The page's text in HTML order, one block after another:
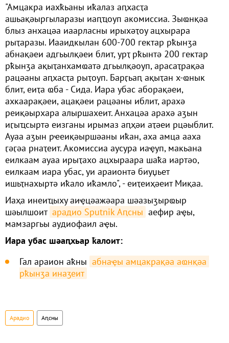
"Амцакра иахҟьаны иҟалаз аԥхасҭа
ашьақәыргыларазы иаԥҵоуп акомиссиа. Зыҩнқәа
блыз анхацәа иаарласны ирыхәҭоу ацхырара
рыҭаразы. Иааидкылан 600-700 гектар рҟынӡа
абнақәеи адгьылқәеи блит, урҭ рҟынтә 200 гектар
рҟынӡа ақыҭанхамҩатә дгьылқәоуп, арасаҭрақәа
рацәаны аԥхасҭа рыҭоуп. Барӷьаԥ ақыҭан х-ҩнык
блит, еиҭа ҩба - Сида. Иара убас аборақәеи,
ахкаарақәеи, ацақәеи рацәаны иблит, арахә
реиқәырхара алыршахеит. Анхацәа арахә аӡын
иӷыҵсыртә еизганы ирымаз аԥҳәи аҭәеи рцәыблит.
Ауаа аӡын рҽеиқәыршәаны иҟан, аха амца ааха
ӷәӷәа рнаҭеит. Акомиссиа аусура иаҿуп, макьана
еилкаам ауаа ирыҭахо ацхыраара шаҟа иартәо,
еилкаам иара убас, уи араионтә биуџьет
ишьҭнахыртә иҟало иҟамло", - еиҭеиҳәеит Миқаа.
Иаҳа инеиҵыху аиҿцәажәара шәазыӡырҩыр
шәылшоит арадио Sputnik Аԥсны аефир аҿы,
мамзаргьы аудиофаил аҿы.
Иара убас шәаԥхьар ҟалоит:
Гал араион аҟны абнаҿы амцакрақәа аҩнқәа
рҟынӡа инаӡеит
Арадио Аԥсны